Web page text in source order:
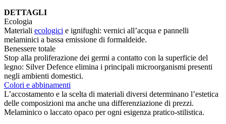
DETTAGLI
Ecologia
Materiali ecologici e ignifughi: vernici all’acqua e pannelli
melaminici a bassa emissione di formaldeide.
Benessere totale
Stop alla proliferazione dei germi a contatto con la superficie del
legno: Silver Defence elimina i principali microorganismi presenti
negli ambienti domestici.
Colori e abbinamenti
L’accostamento e la scelta di materiali diversi determinano l’estetica
delle composizioni ma anche una differenziazione di prezzi.
Melaminico o laccato opaco per ogni esigenza pratico-stilistica.